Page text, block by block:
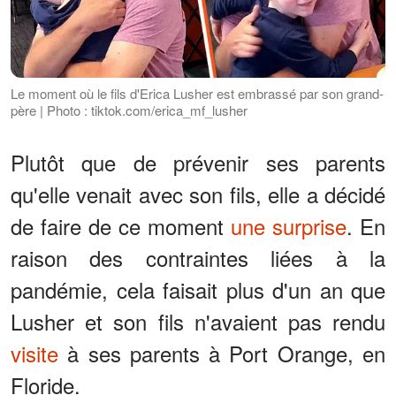
Le moment où le fils d'Erica Lusher est embrassé par son grand-
père | Photo : tiktok.com/erica_mf_lusher
Plutôt que de prévenir ses parents
qu'elle venait avec son fils, elle a décidé
de faire de ce moment une surprise. En
raison des contraintes liées à la
pandémie, cela faisait plus d'un an que
Lusher et son fils n'avaient pas rendu
visite à ses parents à Port Orange, en
Floride.